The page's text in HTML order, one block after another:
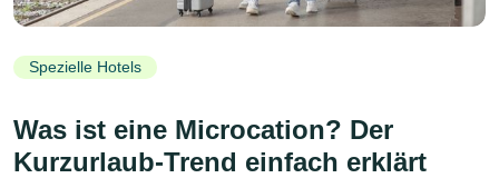
Spezielle Hotels
Was ist eine Microcation? Der
Kurzurlaub-Trend einfach erklärt